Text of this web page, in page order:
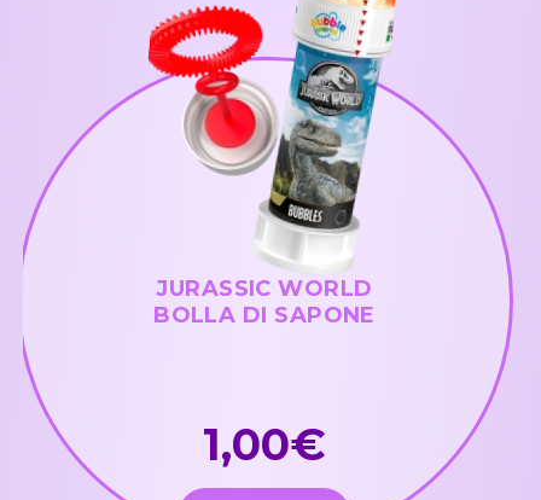
JURASSIC WORLD
BOLLA DI SAPONE
1,00€